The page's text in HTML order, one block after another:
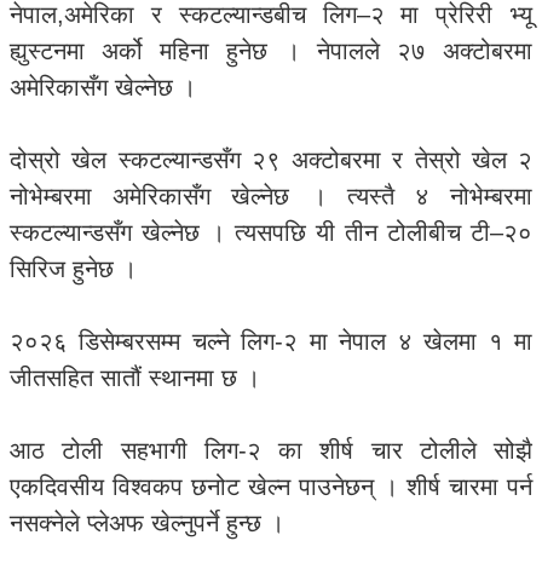
नेपाल,अमेरिका र स्कटल्यान्डबीच लिग–२ मा प्रेरिरी भ्यू
ह्युस्टनमा अर्को महिना हुनेछ । नेपालले २७ अक्टोबरमा
अमेरिकासँग खेल्नेछ ।
दोस्रो खेल स्कटल्यान्डसँग २९ अक्टोबरमा र तेस्रो खेल २
नोभेम्बरमा अमेरिकासँग खेल्नेछ । त्यस्तै ४ नोभेम्बरमा
स्कटल्यान्डसँग खेल्नेछ । त्यसपछि यी तीन टोलीबीच टी–२०
सिरिज हुनेछ ।
२०२६ डिसेम्बरसम्म चल्ने लिग-२ मा नेपाल ४ खेलमा १ मा
जीतसहित सातौं स्थानमा छ ।
आठ टोली सहभागी लिग-२ का शीर्ष चार टोलीले सोझै
एकदिवसीय विश्वकप छनोट खेल्न पाउनेछन् । शीर्ष चारमा पर्न
नसक्नेले प्लेअफ खेल्नुपर्ने हुन्छ ।